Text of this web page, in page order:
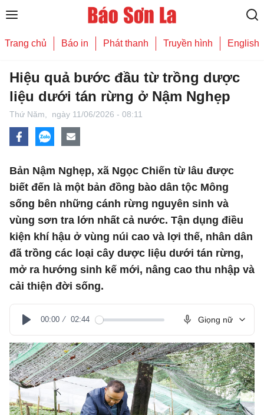
Trang chủ Báo in Phát thanh Truyền hình English
Hiệu quả bước đầu từ trồng dược
liệu dưới tán rừng ở Nậm Nghẹp
Thứ Năm, ngày 11/06/2026 - 08:11
Bản Nậm Nghẹp, xã Ngọc Chiến từ lâu được
biết đến là một bản đồng bào dân tộc Mông
sống bên những cánh rừng nguyên sinh và
vùng sơn tra lớn nhất cả nước. Tận dụng điều
kiện khí hậu ở vùng núi cao và lợi thế, nhân dân
đã trồng các loại cây dược liệu dưới tán rừng,
mở ra hướng sinh kế mới, nâng cao thu nhập và
cải thiện đời sống.
Play
00:00 02:44 Giọng nữ